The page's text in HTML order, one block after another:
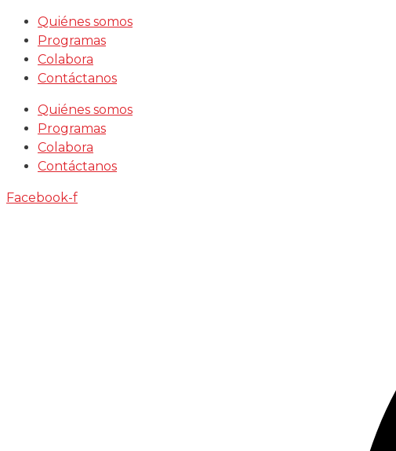
Saltar
contenido
Quiénes somos
Programas
Colabora
Contáctanos
Quiénes somos
Programas
Colabora
Contáctanos
Facebook-f